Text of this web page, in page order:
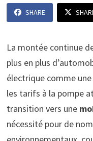
SHARE
La montée continue
plus en plus
électrique comme
les tarifs à la pompe
transition vers une
nécessité pour de